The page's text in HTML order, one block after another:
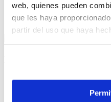
web, quienes pueden
que les haya
partir del uso que haya
Lo quiero
¿Quiénes somos?